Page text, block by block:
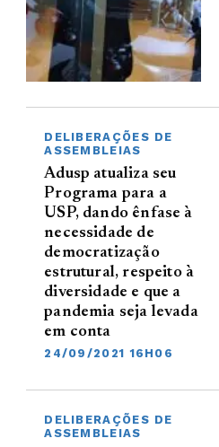
DELIBERAÇÕES DE
ASSEMBLEIAS
Adusp atualiza seu
Programa para a
USP, dando ênfase à
necessidade de
democratização
estrutural, respeito à
diversidade e que a
pandemia seja levada
em conta
24/09/2021 16H06
DELIBERAÇÕES DE
ASSEMBLEIAS